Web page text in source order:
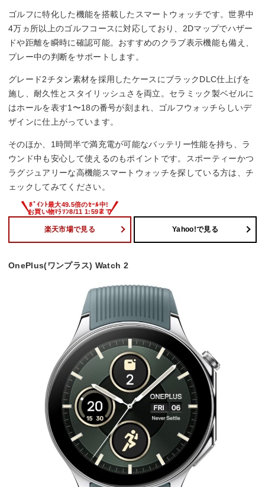
ゴルフに特化した機能を搭載したスマートウォッチです。世界中
4万ヵ所以上のゴルフコースに対応しており、2Dマップでハザー
ドや距離を瞬時に確認可能。おすすめのクラブ表示機能も備え、
プレー中の判断をサポートします。
グレード2チタン素材を採用したケースにブラックDLC仕上げを
施し、耐久性とスタイリッシュさを両立。セラミック製ベゼルに
はホールを表す1〜18の番号が刻まれ、ゴルフウォッチらしいデ
ザインに仕上がっています。
そのほか、1時間半で満充電が可能なバッテリー性能を持ち、ラ
ウンド中も安心して使えるのもポイントです。スポーティーかつ
ラグジュアリーな高機能スマートウォッチを探している方は、チ
ェックしてみてください。
楽天市場で見る Yahoo!で見る
OnePlus(ワンプラス) Watch 2